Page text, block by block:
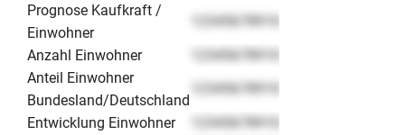
Prognose Kaufkraft /
Einwohner
12345678910
Anzahl Einwohner
12345678910
Anteil Einwohner
Bundesland/Deutschland
12345678910
Entwicklung Einwohner
12345678910